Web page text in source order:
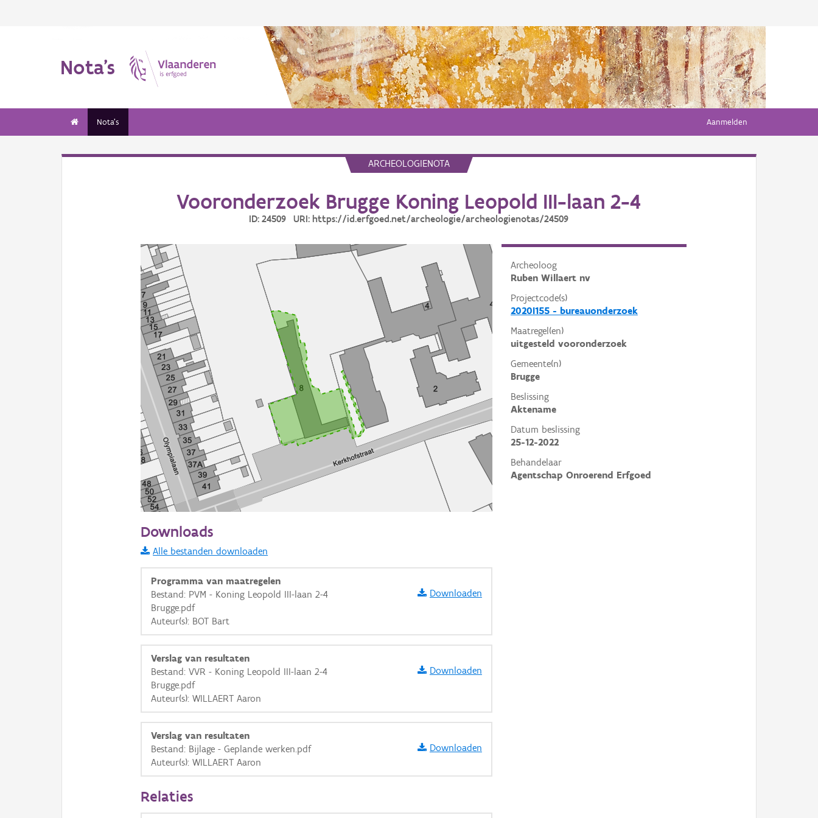
Nota's
Nota's Aanmelden
ARCHEOLOGIENOTA
Vooronderzoek Brugge Koning Leopold III-laan 2-4
ID: 24509 URI: https://id.erfgoed.net/archeologie/archeologienotas/24509
Archeoloog
Ruben Willaert nv
Projectcode(s)
2020I155 - bureauonderzoek
Maatregel(en)
uitgesteld vooronderzoek
Gemeente(n)
Brugge
Beslissing
Aktename
Datum beslissing
25-12-2022
Behandelaar
Agentschap Onroerend Erfgoed
Informatie Vlaanderen
i
+
Basis Lagen
Ortho
GRB-Basiskaart
Downloads
Alle bestanden downloaden
Programma van maatregelen
Bestand: PVM - Koning Leopold III-laan 2-4
Brugge.pdf
Auteur(s): BOT Bart
Downloaden
Verslag van resultaten
Bestand: VVR - Koning Leopold III-laan 2-4
Brugge.pdf
Auteur(s): WILLAERT Aaron
Downloaden
Verslag van resultaten
Bestand: Bijlage - Geplande werken.pdf
Auteur(s): WILLAERT Aaron
Downloaden
Relaties